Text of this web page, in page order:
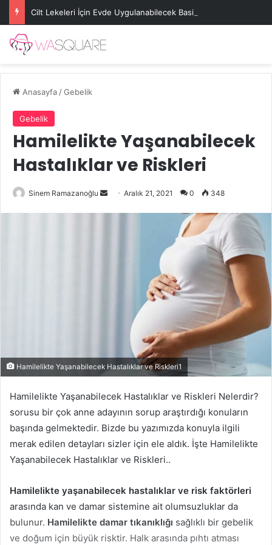
Cilt Lekeleri İçin Evde Uygulanabilecek Basit Maskeler
Anasayfa/Gebelik
Gebelik
Hamilelikte Yaşanabilecek
Hastalıklar ve Riskleri
Sinem Ramazanoğlu
Bir
Aralık 21, 2021 0 348
Hamilelikte Yaşanabilecek Hastalıklar ve Riskleri1
Hamilelikte Yaşanabilecek Hastalıklar ve Riskleri Nelerdir?
sorusu bir çok anne adayının sorup araştırdığı konuların
başında gelmektedir. Bizde bu yazımızda konuyla ilgili
merak edilen detayları sizler için ele aldık. İşte Hamilelikte
Yaşanabilecek Hastalıklar ve Riskleri..
Hamilelikte yaşanabilecek hastalıklar ve risk faktörleri
arasında kan ve damar sistemine ait olumsuzluklar da
bulunur. Hamilelikte damar tıkanıklığı sağlıklı bir gebelik
ve doğum için büyük risktir. Halk arasında pıhtı atması